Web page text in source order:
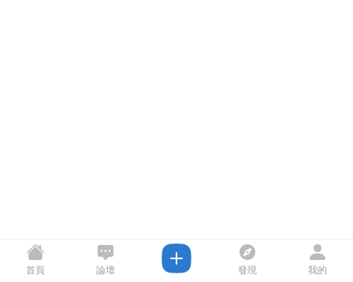
首頁 論壇 發現 我的